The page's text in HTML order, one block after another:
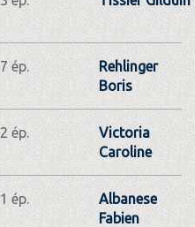
7 ép.
Rehlinger
Boris
2 ép.
Victoria
Caroline
1 ép.
Albanese
Fabien